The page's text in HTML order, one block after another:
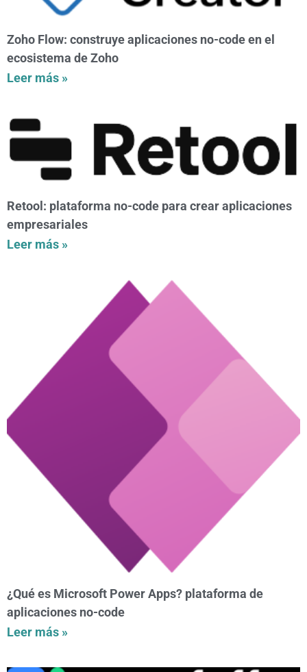
Zoho Flow: construye aplicaciones no-code en el
ecosistema de Zoho
Leer más »
Retool: plataforma no-code para crear aplicaciones
empresariales
Leer más »
¿Qué es Microsoft Power Apps? plataforma de
aplicaciones no-code
Leer más »